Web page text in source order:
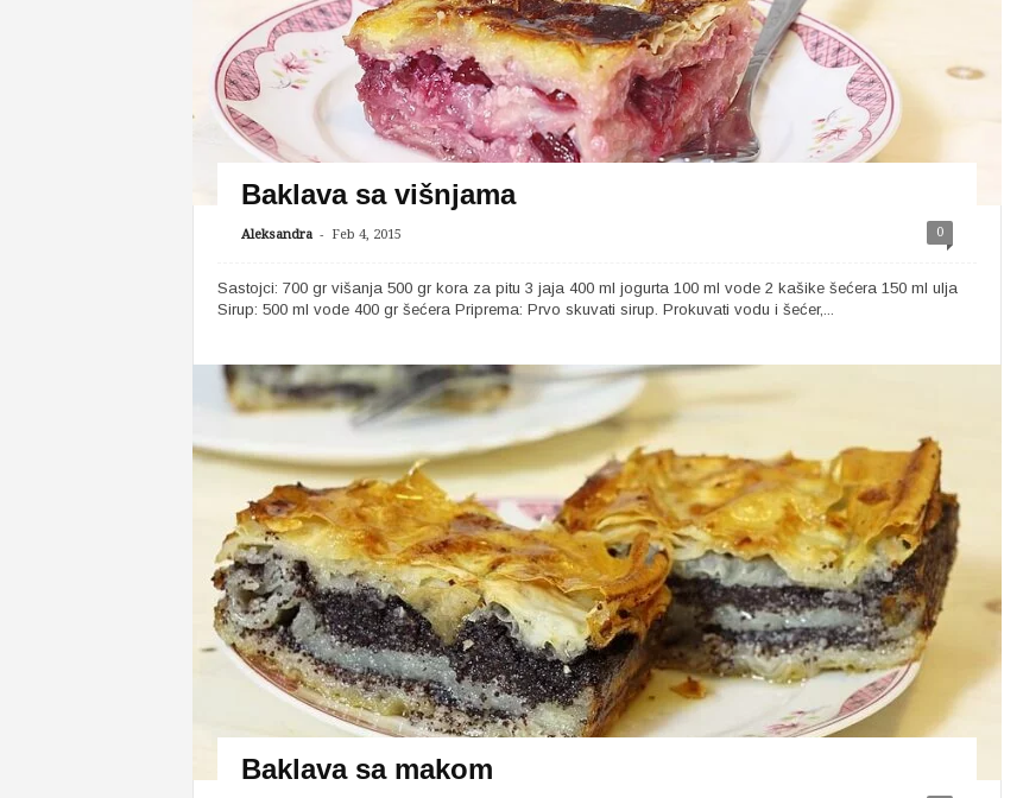
Baklava sa višnjama
Aleksandra - Feb 4, 2015 0
Sastojci: 700 gr višanja 500 gr kora za pitu 3 jaja 400 ml jogurta 100 ml vode 2 kašike šećera 150 ml ulja
Sirup: 500 ml vode 400 gr šećera Priprema: Prvo skuvati sirup. Prokuvati vodu i šećer,...
Baklava sa makom